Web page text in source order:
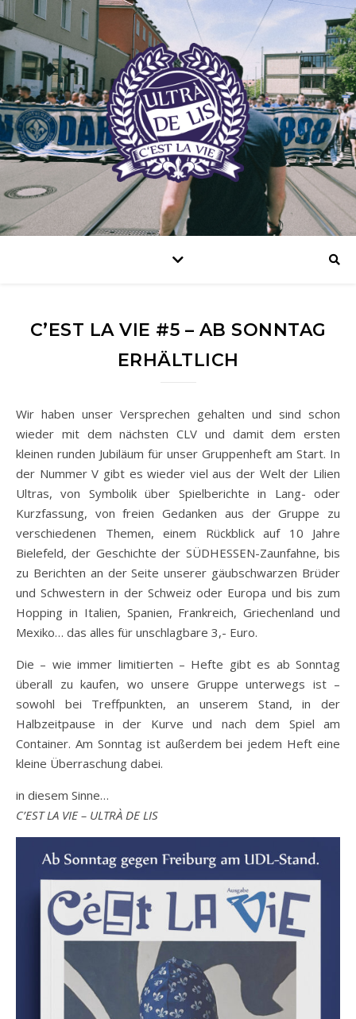
C’EST LA VIE #5 – AB SONNTAG
ERHÄLTLICH
Wir haben unser Versprechen gehalten und sind schon
wieder mit dem nächsten CLV und damit dem ersten
kleinen runden Jubiläum für unser Gruppenheft am Start. In
der Nummer V gibt es wieder viel aus der Welt der Lilien
Ultras, von Symbolik über Spielberichte in Lang- oder
Kurzfassung, von freien Gedanken aus der Gruppe zu
verschiedenen Themen, einem Rückblick auf 10 Jahre
Bielefeld, der Geschichte der SÜDHESSEN-Zaunfahne, bis
zu Berichten an der Seite unserer gäubschwarzen Brüder
und Schwestern in der Schweiz oder Europa und bis zum
Hopping in Italien, Spanien, Frankreich, Griechenland und
Mexiko… das alles für unschlagbare 3,- Euro.
Die – wie immer limitierten – Hefte gibt es ab Sonntag
überall zu kaufen, wo unsere Gruppe unterwegs ist –
sowohl bei Treffpunkten, an unserem Stand, in der
Halbzeitpause in der Kurve und nach dem Spiel am
Container. Am Sonntag ist außerdem bei jedem Heft eine
kleine Überraschung dabei.
in diesem Sinne…
C’EST LA VIE – ULTRÀ DE LIS